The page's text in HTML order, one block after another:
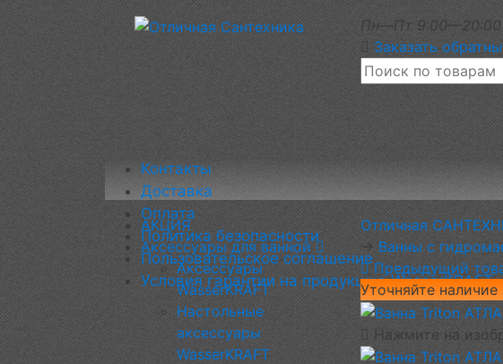
Пн—Пт 9:00—20:00
Заказать
Контакты
Доставка
Оплата
Политика безопасности
Пользовательское соглашение
Условия гарантии на продукцию WasserKRAFT
АКЦИЯ
Аксессуары для ванной
Аксессуары
WasserKRAFT
Настольные
аксессуары
WasserKRAFT
Отличная
→ Ванны с
Предыдущий
Уточняйте наличие
Нажмите на